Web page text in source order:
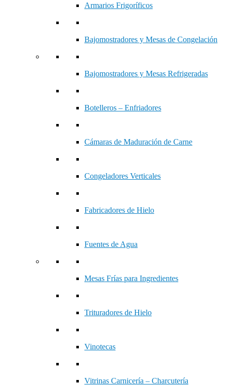
Armarios Frigoríficos
Bajomostradores y Mesas de Congelación
Bajomostradores y Mesas Refrigeradas
Botelleros – Enfriadores
Cámaras de Maduración de Carne
Congeladores Verticales
Fabricadores de Hielo
Fuentes de Agua
Mesas Frías para Ingredientes
Trituradores de Hielo
Vinotecas
Vitrinas Carnicería – Charcutería